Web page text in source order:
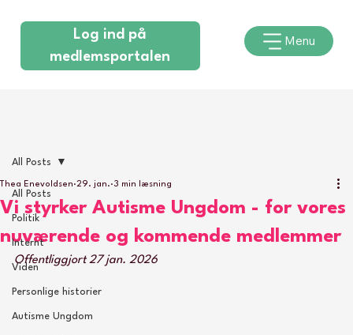
Log ind på
medlemsportalen
Menu
All Posts
Politik
Internt
Viden
Personlige historier
Autisme Ungdom
All Posts
Vi styrker Autisme Ungdom - for vores
nuværende og kommende medlemmer
Thea Enevoldsen 29. jan. 3 min læsning
Offentliggjort 27 jan. 2026